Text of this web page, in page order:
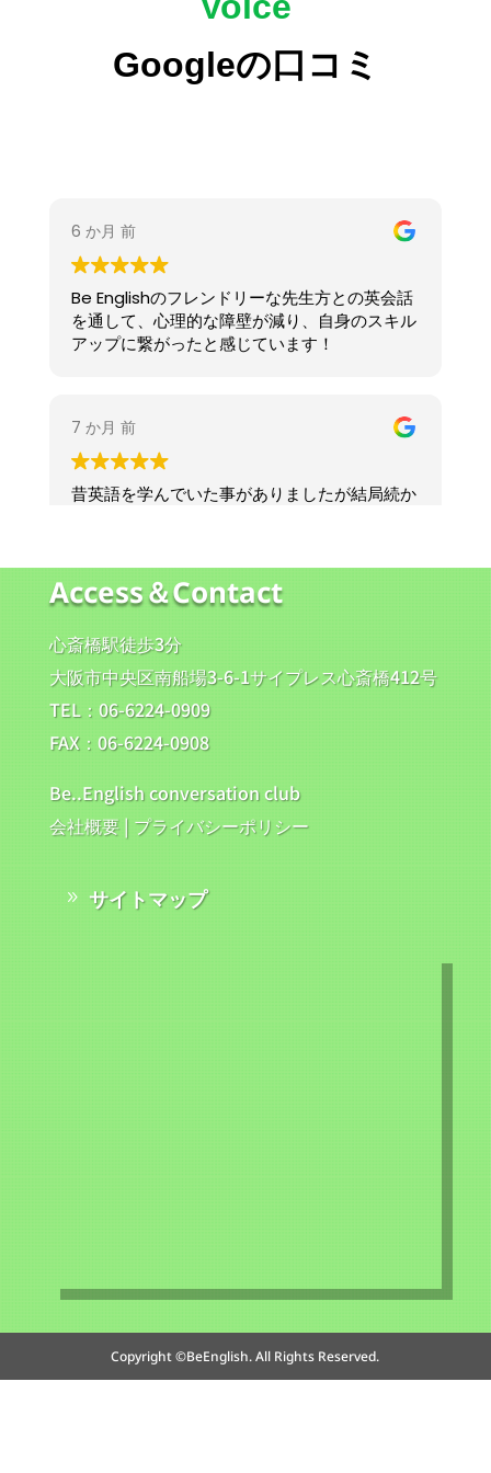
Googleの口コミ
Access＆Contact
心斎橋駅徒歩3分
大阪市中央区南船場3-6-1サイプレス心斎橋412号
TEL：06-6224-0909
FAX：06-6224-0908
Be..English conversation club
会社概要| プライバシーポリシー
サイトマップ
Copyright ©BeEnglish. All Rights Reserved.